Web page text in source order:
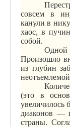
совсем в
канулив
хаос, в
собой.
Одной
Произошло
из глубин
(это в
увеличилось
диаконов —
страны.